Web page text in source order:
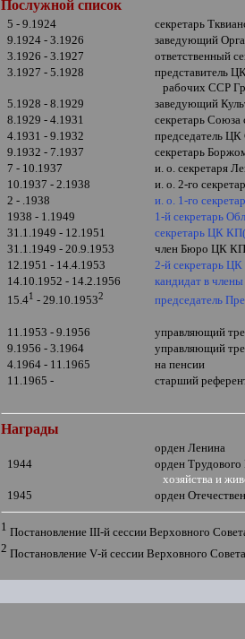
Послужной список
5 - 9.1924
секретарь
9.1924 - 3.1926
заведующий
3.1926 - 3.1927
ответственный
3.1927 - 5.1928
представитель
рабочих ССР
5.1928 - 8.1929
заведующий
8.1929 - 4.1931
секретарь Союза
4.1931 - 9.1932
председатель
9.1932 - 7.1937
секретарь
7 - 10.1937
и. о. секретаря
10.1937 - 2.1938
и. о. 2-го
2 - .1938
и. о. 1-го
1938 - 1.1949
1-й секретарь
31.1.1949 - 12.1951
секретарь ЦК
31.1.1949 - 20.9.1953
член Бюро ЦК
12.1951 - 14.4.1953
2-й секретарь
14.10.1952 - 14.2.1956
кандидат в
15.41 - 29.10.19532 председатель
11.1953 - 9.1956
управляющий
9.1956 - 3.1964
управляющий
4.1964 - 11.1965
на пенсии
11.1965 -
старший
Награды
орден Ленина
1944
орден
хозяйства и
1945
орден
1 ПостановлениеIII-й сессии Верховного
2 ПостановлениеV-й сессии Верховного